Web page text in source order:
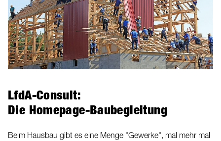
LfdA-Consult:
Die Homepage-Baubegleitung
Beim Hausbau gibt es eine Menge "Gewerke", mal mehr mal